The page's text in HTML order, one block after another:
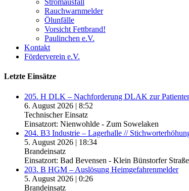
Stromausfall
Rauchwarnmelder
Ölunfälle
Vorsicht Fettbrand!
Paulinchen e.V.
Kontakt
Förderverein e.V.
Letzte Einsätze
205. H DLK – Nachforderung DLAK zur
6. August 2026 | 8:52
Technischer Einsatz
Einsatzort: Nienwohlde - Zum Sowelaken
204. B3 Industrie – Lagerhalle //
5. August 2026 | 18:34
Brandeinsatz
Einsatzort: Bad Bevensen - Klein Bünstorfer Straße
203. B HGM – Auslösung Heimgefahrenmelder
5. August 2026 | 0:26
Brandeinsatz